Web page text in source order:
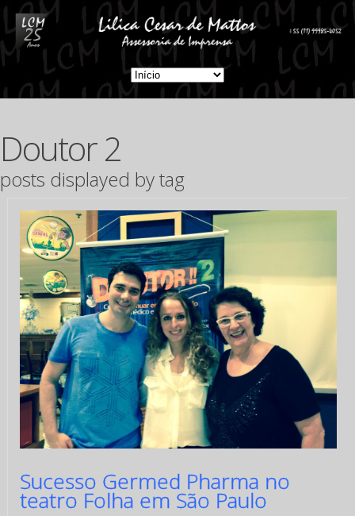
Doutor 2
posts displayed by tag
Sucesso Germed Pharma no
teatro Folha em São Paulo